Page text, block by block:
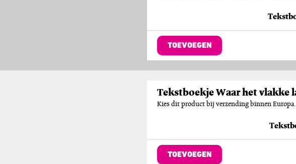
TOEVOEGEN
Tekstboekje Waar het vlakke
Kies dit product bij verzending binnen Europa.
TOEVOEGEN